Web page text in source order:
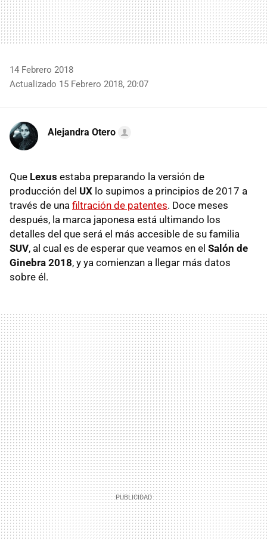
14 Febrero 2018
Actualizado 15 Febrero 2018, 20:07
Alejandra Otero
Que Lexus estaba preparando la versión de
producción del UX lo supimos a principios de 2017 a
través de una filtración de patentes. Doce meses
después, la marca japonesa está ultimando los
detalles del que será el más accesible de su familia
SUV, al cual es de esperar que veamos en el Salón de
Ginebra 2018, y ya comienzan a llegar más datos
sobre él.